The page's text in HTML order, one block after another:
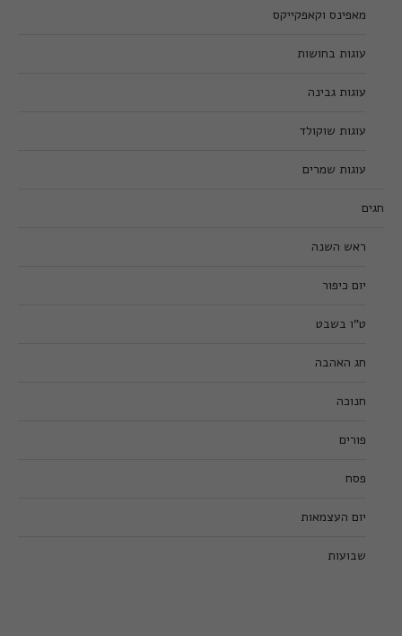
מאפינס וקאפקייקס
עוגות בחושות
עוגות גבינה
עוגות שוקולד
עוגות שמרים
חגים
ראש השנה
יום כיפור
ט”ו בשבט
חג האהבה
חנוכה
פורים
פסח
יום העצמאות
שבועות